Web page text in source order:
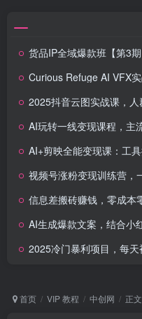
货品IP全域爆款班【第3期】赛道
Curious Refuge AI VFX实战课
2025抖音云图实战课，人群资产
AI玩转一线变现课程，主流AI工具
AI+剪映全能变现课：工具推广
视频号涨粉变现训练营，一
信息差搬砖赚钱，零成本零
AI生成爆款文案，结合小
2025冷门暴利项目，每天
首页 VIP 教程 中创网 正文